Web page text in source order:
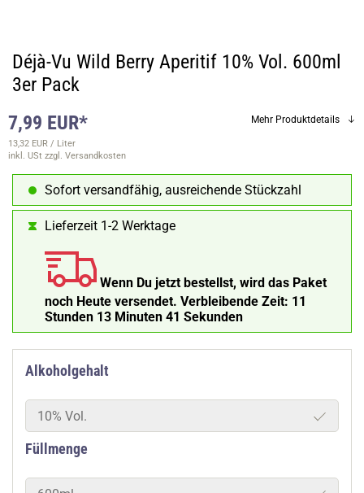
Déjà-Vu Wild Berry Aperitif 10% Vol. 600ml
3er Pack
7,99 EUR*
13,32 EUR / Liter
inkl. USt zzgl. Versandkosten
Mehr Produktdetails
Sofort versandfähig, ausreichende Stückzahl
Lieferzeit 1-2 Werktage
Wenn Du jetzt bestellst, wird das Paket
noch Heute versendet. Verbleibende Zeit: 11
Stunden 13 Minuten 40 Sekunden
Alkoholgehalt
10% Vol.
Füllmenge